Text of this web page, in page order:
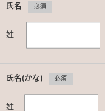
氏名 必須
姓
氏名(かな) 必須
姓